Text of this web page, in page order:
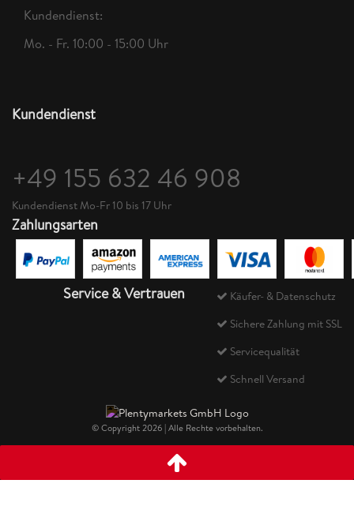
Kundendienst:
Mo. - Fr. 10:00 - 15:00 Uhr
Kundendienst
+49 155 632 46 908
Kundendienst Mo-Fr 10 bis 17 Uhr
Zahlungsarten
Service & Vertrauen
Käufer- & Datenschutz
Sichere Zahlung mit SSL
Servicequalität
Schnell Versand
© Copyright 2026 | Alle Rechte vorbehalten.